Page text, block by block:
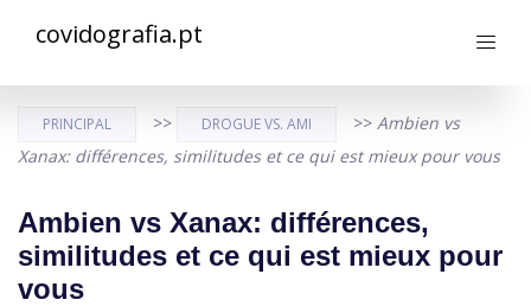
covidografia.pt
PRINCIPAL >> DROGUE VS. AMI >> Ambien vs
Xanax: différences, similitudes et ce qui est mieux pour vous
Ambien vs Xanax: différences,
similitudes et ce qui est mieux pour
vous